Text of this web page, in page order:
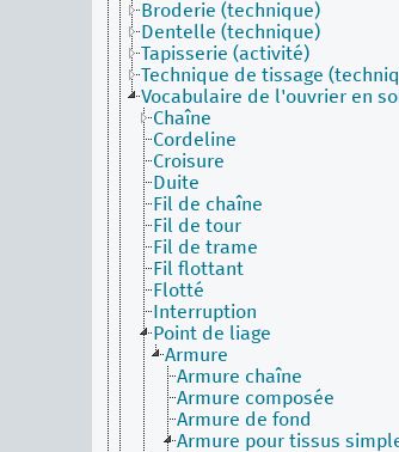
Broderie (technique)
Dentelle (technique)
Tapisserie (activité)
Technique de tissage
Vocabulaire de l'ouvrier en
Chaîne
Cordeline
Croisure
Duite
Fil de chaîne
Fil de tour
Fil de trame
Fil flottant
Flotté
Interruption
Point de liage
Armure
Armure chaîne
Armure composée
Armure de fond
Armure pour tissus